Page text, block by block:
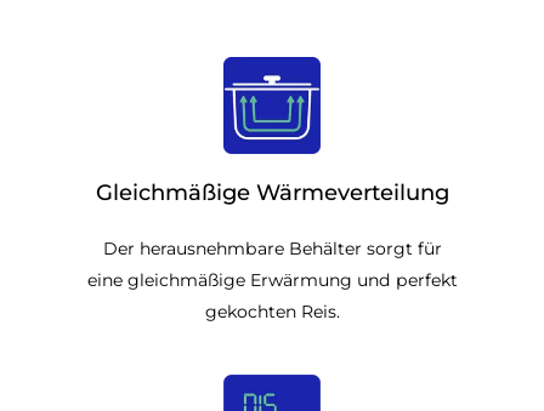
Gleichmäßige Wärmeverteilung
Der herausnehmbare Behälter sorgt für
eine gleichmäßige Erwärmung und perfekt
gekochten Reis.